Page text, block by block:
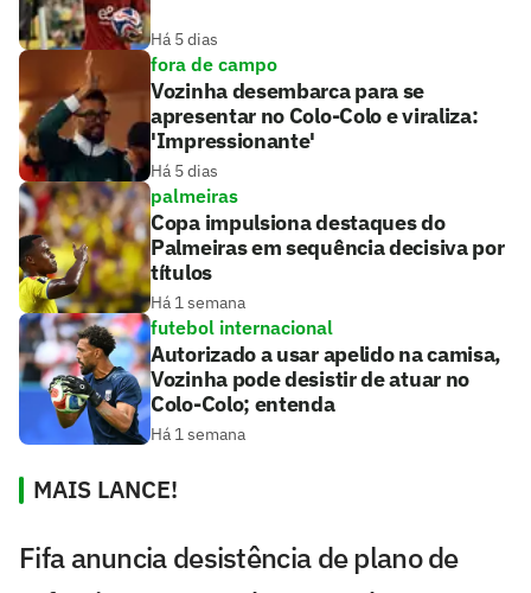
Há 5 dias
fora de campo
Vozinha desembarca para se
apresentar no Colo-Colo e viraliza:
'Impressionante'
Há 5 dias
palmeiras
Copa impulsiona destaques do
Palmeiras em sequência decisiva por
títulos
Há 1 semana
futebol internacional
Autorizado a usar apelido na camisa,
Vozinha pode desistir de atuar no
Colo-Colo; entenda
Há 1 semana
MAIS LANCE!
Fifa anuncia desistência de plano de